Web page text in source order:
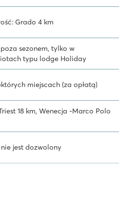
Villaggio Europa
położone są w strefie tylko dla
zaparkowane przy wejściu na
bezpiecznie bawić się przy
Grado 4 km
sezonem, tylko w
typu lodge Holiday
miejscach (za opłatą)
18 km, Wenecja -Marco Polo
jest dozwolony